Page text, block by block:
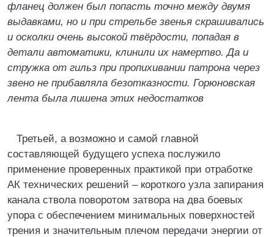
фланец должен был попасть точно между двумя
выдавками, но и при стрельбе звенья скрашивались
и осколки очень высокой твёрдости, попадая в
детали автоматики, клинили их намертво. Да и
стружка от гильз при пропихивании патрона через
звено не прибавляла безотказности. Горюновская
лента была лишена этих недостатков
Третьей, а возможно и самой главной
составляющей будущего успеха послужило
применение проверенных практикой при отработке
АК технических решений – короткого узла запирания
канала ствола поворотом затвора на два боевых
упора с обеспечением минимальных поверхностей
трения и значительным плечом передачи энергии от